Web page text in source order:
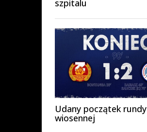
szpitalu
Udany początek rundy
wiosennej